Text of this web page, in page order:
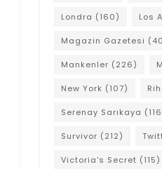
Londra (160) Los
Magazin Gazetesi
Mankenler (226)
New York (107)
Serenay Sarıkaya
Survivor (212)
Victoria's Secret (115)